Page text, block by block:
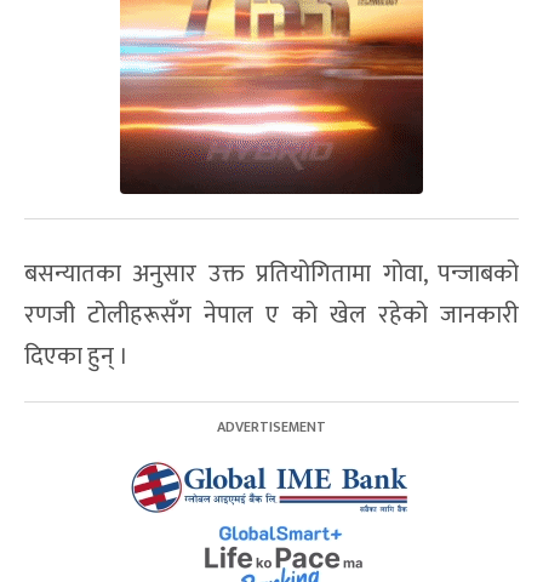
बसन्यातका अनुसार उक्त प्रतियोगितामा गोवा, पन्जाबको
रणजी टोलीहरूसँग नेपाल ए को खेल रहेको जानकारी
दिएका हुन् ।